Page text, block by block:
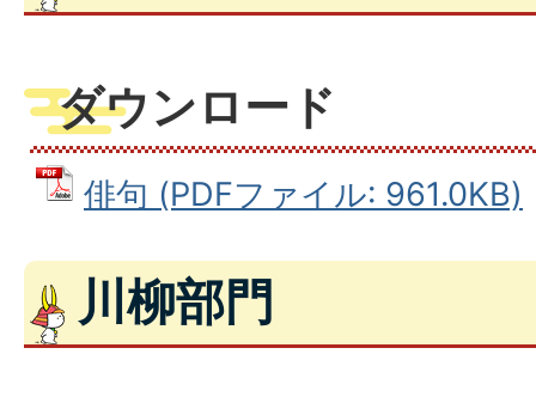
ダウンロード
俳句 (PDFファイル: 961.0KB)
川柳部門